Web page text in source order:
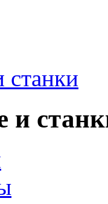
станки
и